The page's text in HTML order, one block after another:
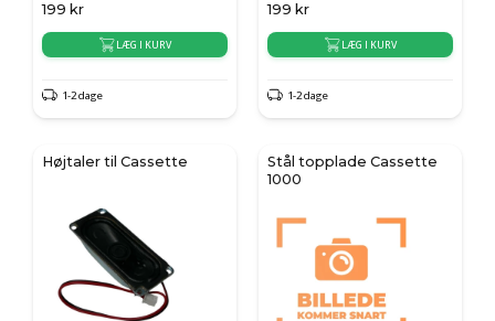
199 kr
LÆG I KURV
1-2 dage
199 kr
LÆG I KURV
1-2 dage
Højtaler til Cassette
Stål topplade Cassette
1000